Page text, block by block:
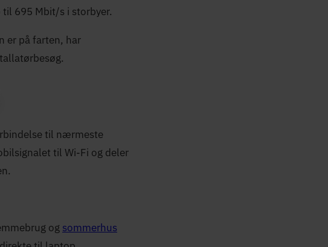
695 Mbit/s i storbyer.
er på farten, har
til nærmeste
til Wi-Fi og deler
og sommerhus